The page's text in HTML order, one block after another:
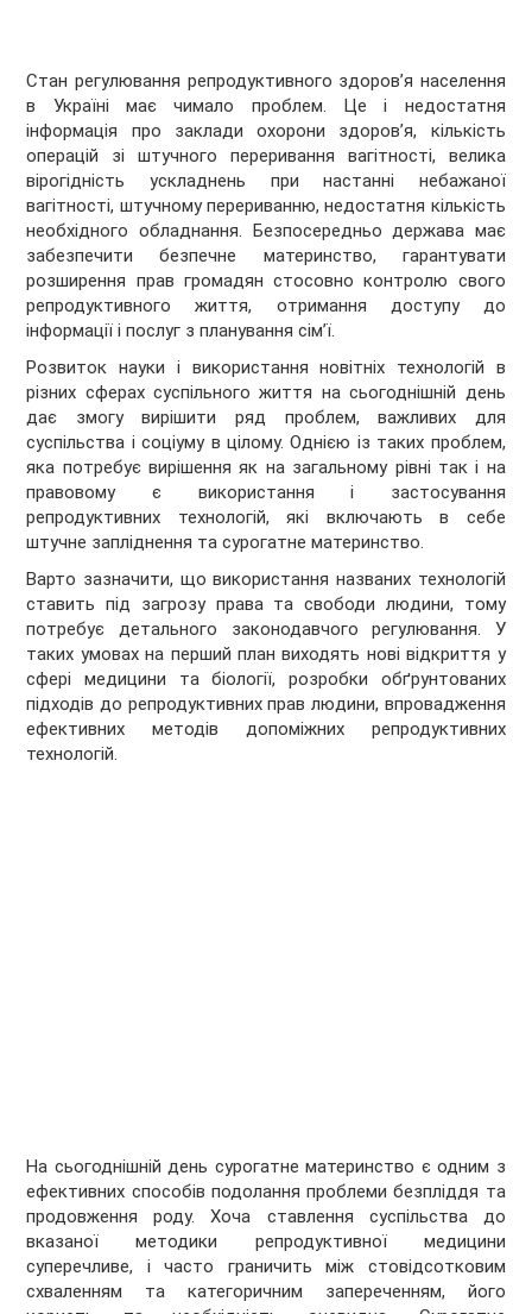
Стан регулювання репродуктивного здоров’я населення
в Україні має чимало проблем. Це і недостатня
інформація про заклади охорони здоров’я, кількість
операцій зі штучного переривання вагітності, велика
вірогідність ускладнень при настанні небажаної
вагітності, штучному перериванню, недостатня кількість
необхідного обладнання. Безпосередньо держава має
забезпечити безпечне материнство, гарантувати
розширення прав громадян стосовно контролю свого
репродуктивного життя, отримання доступу до
інформації і послуг з планування сім’ї.
Розвиток науки і використання новітніх технологій в
різних сферах суспільного життя на сьогоднішній день
дає змогу вирішити ряд проблем, важливих для
суспільства і соціуму в цілому. Однією із таких проблем,
яка потребує вирішення як на загальному рівні так і на
правовому є використання і застосування
репродуктивних технологій, які включають в себе
штучне запліднення та сурогатне материнство.
Варто зазначити, що використання названих технологій
ставить під загрозу права та свободи людини, тому
потребує детального законодавчого регулювання. У
таких умовах на перший план виходять нові відкриття у
сфері медицини та біології, розробки обґрунтованих
підходів до репродуктивних прав людини, впровадження
ефективних методів допоміжних репродуктивних
технологій.
На сьогоднішній день сурогатне материнство є одним з
ефективних способів подолання проблеми безпліддя та
продовження роду. Хоча ставлення суспільства до
вказаної методики репродуктивної медицини
суперечливе, і часто граничить між стовідсотковим
схваленням та категоричним запереченням, його